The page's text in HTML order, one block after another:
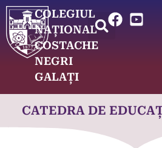
COLEGIUL
NAȚIONAL
COSTACHE
NEGRI
GALAȚI
CATEDRA DE